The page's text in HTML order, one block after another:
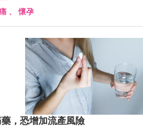
、懷孕
，恐增加流產風險